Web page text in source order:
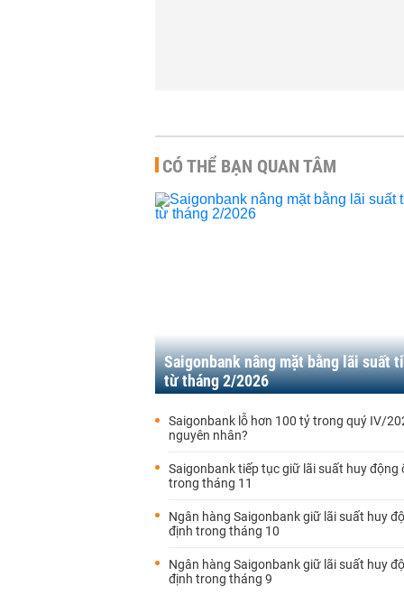
CÓ THỂ BẠN QUAN TÂM
Saigonbank nâng mặt bằng lãi suất
từ tháng 2/2026
Saigonbank lỗ hơn 100 tỷ trong quý IV/
nguyên nhân?
Saigonbank tiếp tục giữ lãi suất huy động
trong tháng 11
Ngân hàng Saigonbank giữ lãi suất huy
định trong tháng 10
Ngân hàng Saigonbank giữ lãi suất huy
định trong tháng 9